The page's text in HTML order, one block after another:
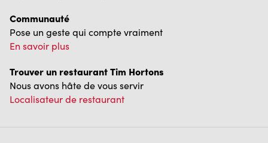
Communauté
Pose un geste qui compte vraiment
En savoir plus
Trouver un restaurant Tim Hortons
Nous avons hâte de vous servir
Localisateur de restaurant